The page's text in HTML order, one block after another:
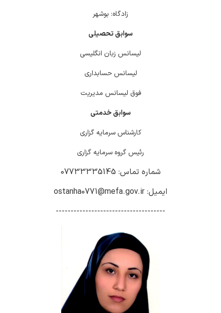
زادگاه: بوشهر
سوابق تحصیلی
لیسانس زبان انگلیسی
لیسانس حسابداری
فوق لیسانس مدیریت
سوابق خدمتی
کارشناس سرمایه گزاری
رئیس گروه سرمایه گزاری
شماره تماس: 07733335145
ایمیل: ostanha0771@mefa.gov.ir
-------------------------------------